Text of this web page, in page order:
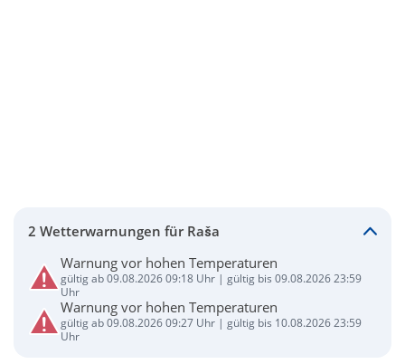
2 Wetterwarnungen für Raša
Warnung vor hohen Temperaturen
gültig ab 09.08.2026 09:18 Uhr | gültig bis 09.08.2026 23:59
Uhr
Warnung vor hohen Temperaturen
gültig ab 09.08.2026 09:27 Uhr | gültig bis 10.08.2026 23:59
Uhr